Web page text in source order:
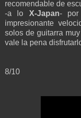
recomendable de
-a lo X-Japan- por
impresionante
solos de guitarra
vale la pena
8/10